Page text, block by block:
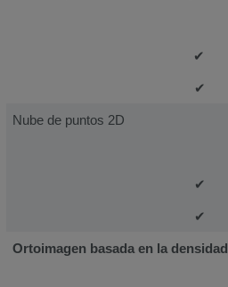
✔
✔
Nube de puntos 2D
✔
✔
Ortoimagen basada en la densidad